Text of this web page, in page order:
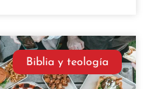
Biblia y teología